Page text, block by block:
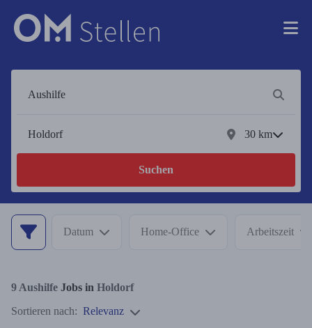
30 km
Suchen
Datum Home-Office Arbeitszeit
9 Aushilfe Jobs in Holdorf
Sortieren nach: Relevanz